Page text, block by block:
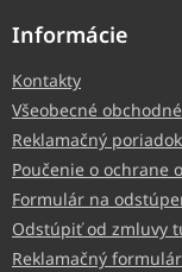
Informácie
Kontakty
Všeobecné
Reklamačný poriadok
Poučenie o ochrane
Formulár na
Odstúpiť od zmluvy
Reklamačný formulár